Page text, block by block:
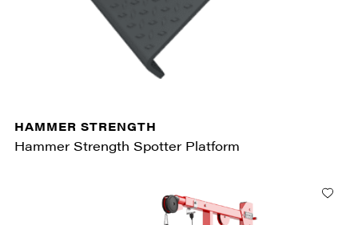
HAMMER STRENGTH
Hammer Strength Spotter Platform